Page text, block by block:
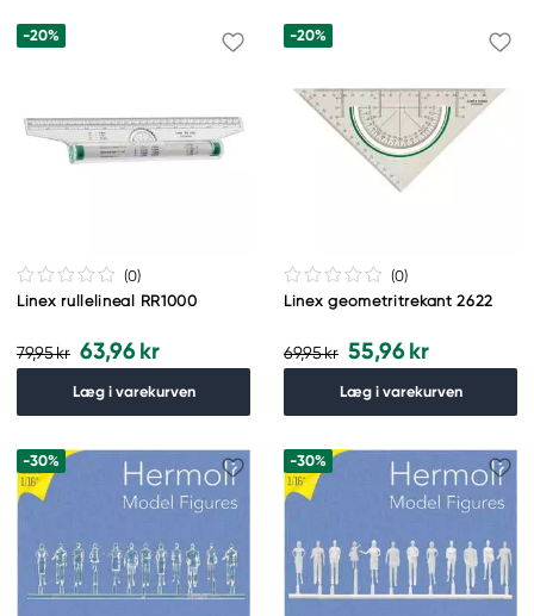
-20%
(0)
Linex rullelineal RR1000
79,95 kr 63,96 kr
Læg i varekurven
-20%
(0)
Linex geometritrekant 2622
69,95 kr 55,96 kr
Læg i varekurven
-30% -30%